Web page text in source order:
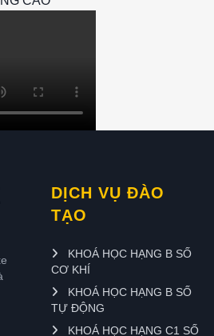
DỊCH VỤ ĐÀO
TẠO
KHOÁ HỌC HẠNG B SỐ
CƠ KHÍ
KHOÁ HỌC HẠNG B SỐ
TỰ ĐỘNG
KHOÁ HỌC HẠNG C1 SỐ